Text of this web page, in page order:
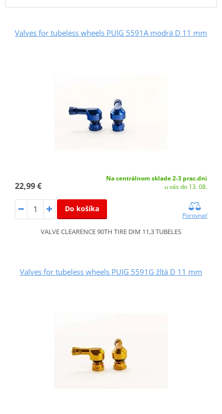
Valves for tubeless wheels PUIG 5591A modrá D 11 mm
22,99 €
Na centrálnom sklade 2-3 prac.dni
u vás do 13. 08.
Do košíka
Porovnať
VALVE CLEARENCE 90TH TIRE DIM 11,3 TUBELES
Valves for tubeless wheels PUIG 5591G žltá D 11 mm